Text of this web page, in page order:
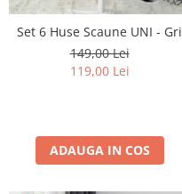
Set 6 Huse Scaune UNI - Gri
149,00 Lei
119,00 Lei
ADAUGA IN COS